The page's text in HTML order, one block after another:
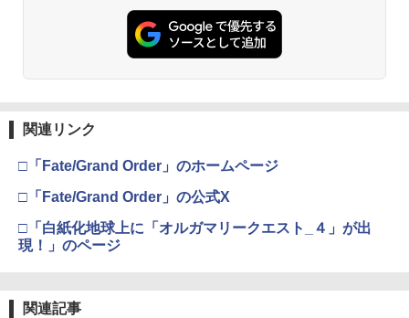
関連リンク
□「Fate/Grand Order」のホームページ
□「Fate/Grand Order」の公式X
□「白紙化地球上に「オルガマリークエスト_４」が出
現！」のページ
関連記事